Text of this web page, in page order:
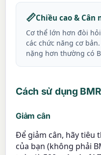
📏Chiều cao & Cân
Cơ thể lớn hơn đòi
các chức năng cơ
nặng hơn thường có
Cách sử dụng
Giảm cân
Để giảm cân, hãy tiêu
của bạn (không phải